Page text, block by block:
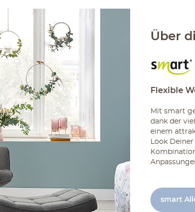
Über
Flexible
Mit smart
dank der
einem
Look
smart